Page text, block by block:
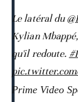
Le latéral du
Kylian
qu'il redoute.